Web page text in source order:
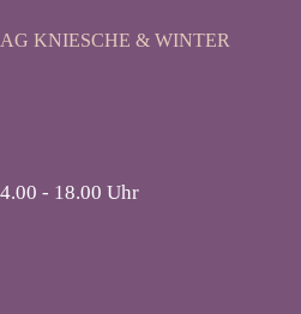
KNIESCHE & WINTER
- 18.00 Uhr